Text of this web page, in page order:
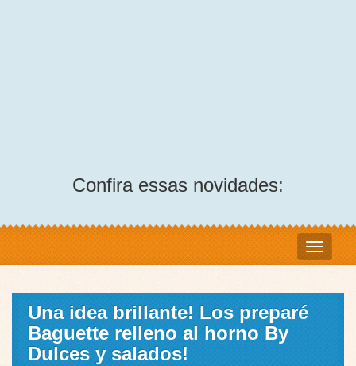
Confira essas novidades:
Una idea brillante! Los preparé
Baguette relleno al horno By
Dulces y salados!